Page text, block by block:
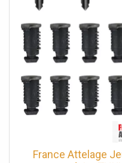
France Attelage